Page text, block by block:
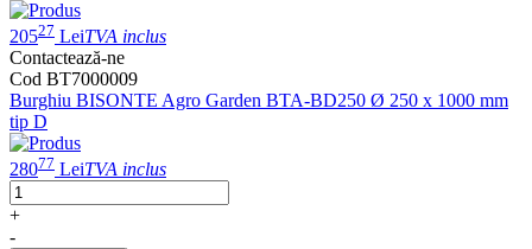
20527 LeiTVA inclus
Contactează-ne
Cod BT7000009
Burghiu BISONTE Agro Garden BTA-BD250 Ø 250 x 1000 mm
tip D
28077 LeiTVA inclus
+
-